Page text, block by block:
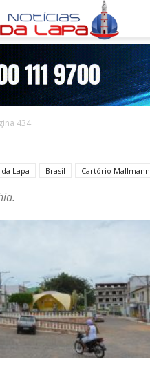
434
Lapa Brasil Cartório Mallmann